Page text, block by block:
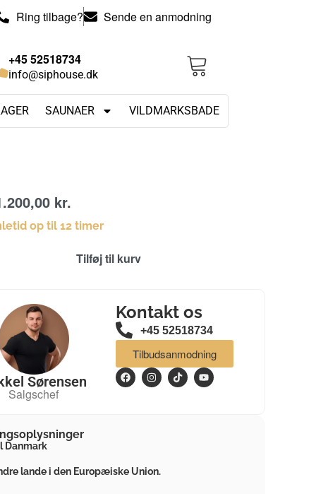
Ring tilbage? Sende en anmodning
+45 52518734
info@siphouse.dk
SAUNAER VILDMARKSBADE
kr.
op til 12 timer
Tilføj til kurv
Kontakt os
+45 52518734
Tilbudsanmodning
Sørensen
Salgschef
Danmark
lande i den Europæiske Union.